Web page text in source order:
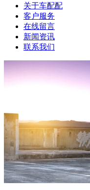
关于车配配
客户服务
在线留言
新闻资讯
联系我们